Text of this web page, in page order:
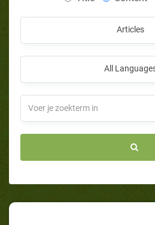
Articles
All